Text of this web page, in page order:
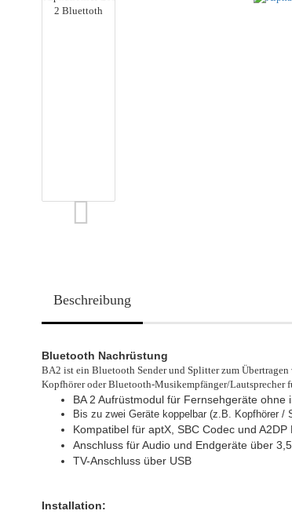
Beschreibung
Bluetooth Nachrüstung
​BA2 ist ein Bluetooth Sender und Splitter zum
Kopfhörer oder Bluetooth-Musikempfänger/Lautsprecher
BA 2 Aufrüstmodul für Fernsehgeräte ohne
Bis zu zwei Geräte koppelbar (z.B. Kopfhörer /
Kompatibel für aptX, SBC Codec und A2DP
Anschluss für Audio und Endgeräte über
TV-Anschluss über USB
Installation: